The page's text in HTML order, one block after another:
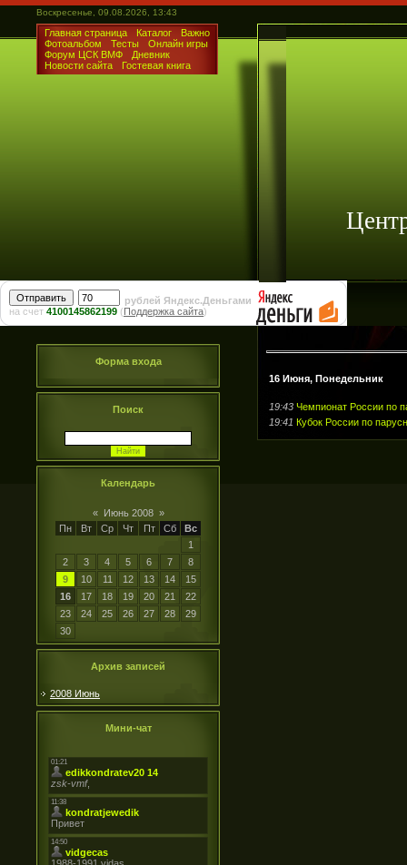
Воскресенье, 09.08.2026, 13:43
Главная страница Каталог
Важно
Фотоальбом
Тесты
Онлайн игры
Форум ЦСК ВМФ
Дневник
Новости сайта
Гостевая книга
рублей Яндекс.Деньгами
на счет 4100145862199 (Поддержка сайта)
Форма входа
Поиск
Календарь
« Июнь 2008 »
Пн
Вт Ср Чт Пт Сб
Вс
1
2
3 4 5 6 7
8
9
10 11 12 13 14
15
16
17 18 19 20 21
22
23
24 25 26 27 28
29
30
Архив записей
2008 Июнь
Мини-чат
16 Июня, Понедельник
19:43 Чемпионат России по
19:41 Кубок России по